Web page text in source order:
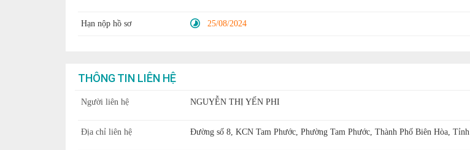
Hạn nộp hồ sơ 25/08/2024
THÔNG TIN LIÊN HỆ
Người liên hệ NGUYỄN THỊ YẾN PHI
Địa chỉ liên hệ Đường số 8, KCN Tam Phước, Phường Tam Phước, Thành Phố Biên Hòa,